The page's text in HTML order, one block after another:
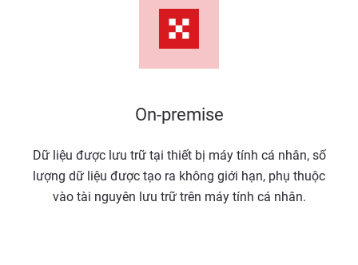
On-premise
Dữ liệu được lưu trữ tại thiết bị máy tính cá nhân, số
lượng dữ liệu được tạo ra không giới hạn, phụ thuộc
vào tài nguyên lưu trữ trên máy tính cá nhân.